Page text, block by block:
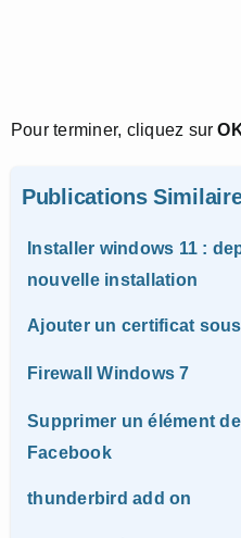
Pour terminer, cliquez sur
Publications
Installer windows 11 :
nouvelle installation
Ajouter un certificat
Firewall Windows 7
Supprimer un élément
Facebook
thunderbird add on